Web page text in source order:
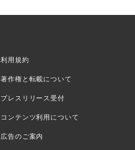
利用規約
著作権と転載について
プレスリリース受付
コンテンツ利用について
広告のご案内